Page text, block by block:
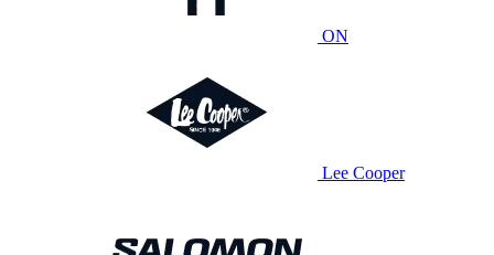
ON
Lee Cooper